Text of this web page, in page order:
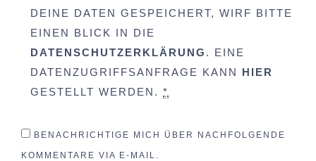
DEINE DATEN GESPEICHERT, WIRF BITTE
EINEN BLICK IN DIE
DATENSCHUTZERKLÄRUNG . EINE
DATENZUGRIFFSANFRAGE KANN HIER
GESTELLT WERDEN. *
BENACHRICHTIGE MICH ÜBER NACHFOLGENDE
KOMMENTARE VIA E-MAIL.